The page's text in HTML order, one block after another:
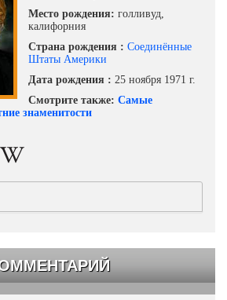
Место рождения: голливуд,
калифорния
Страна рождения : Соединённые
Штаты Америки
Дата рождения : 25 ноября 1971 г.
Смотрите также: Самые
знаменитости